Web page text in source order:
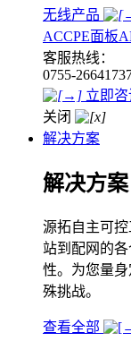
无线产品
ACCPE面板
客服热线：
0755-
立即咨
关闭
解决方案
解决方案
源拓自主可
站到配网的
性。为您量
殊挑战。
查看全部